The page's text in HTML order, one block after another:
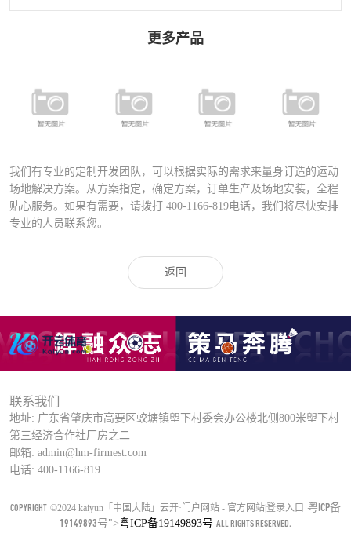
更多产品
铝合金专业足
球场专用灯
（高级定制）
FYD-400铝合
金压铸灯具
（直泡）
FYD-1000铝合
金压铸灯具
（圆泡）
FD-027A运动
场专业灯具
我们有专业的定制开发团队，可以根据实际的需求来量身订造的运动
场地解决方案。从方案指定，确定方案，订单生产及场地安装，全程
贴心服务。如果有需要，请拨打 400-1166-819电话，我们将尽快安排
专业的人员联系您。
返回
联系我们
地址: 广东省肇庆市高要区蛟塘镇塱下村委会办公楼北侧800米塱下村
第三经济合作社厂房之二
邮箱: admin@hm-firmest.com
电话: 400-1166-819
COPYRIGHT ©2024 kaiyun「中国大陆」云开·门户网站 - 官方网站|登录入口 粤ICP备
19149893号">粤ICP备19149893号 ALL RIGHTS RESERVED.